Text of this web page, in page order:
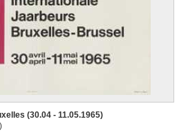
(30.04 - 11.05.1965)